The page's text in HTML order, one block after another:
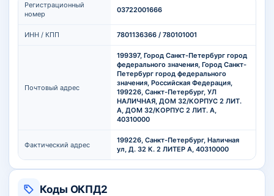
Регистрационный
номер
03722001666
ИНН / КПП 7801136366 / 780101001
Почтовый адрес
199397, Город Санкт-Петербург город
федерального значения, Город Санкт-
Петербург город федерального
значения, Российская Федерация,
199226, Санкт-Петербург, УЛ
НАЛИЧНАЯ, ДОМ 32/КОРПУС 2 ЛИТ.
А, ДОМ 32/КОРПУС 2 ЛИТ. А,
40310000
Фактический адрес
199226, Санкт-Петербург, Наличная
ул, Д. 32 К. 2 ЛИТЕР А, 40310000
Коды ОКПД2